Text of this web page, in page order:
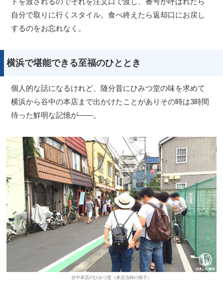
自分で取りに行くスタイル。食べ終えたら返却口にお戻し
するのをお忘れなく。
横浜で堪能できる至福のひととき
個人的な話になるけれど、随分昔にひみつ堂の味を求めて
横浜から谷中の本店まで出かけたことがありその時は3時間
待った鮮明な記憶が――。
谷中本店のひみつ堂（来店当時の様子）